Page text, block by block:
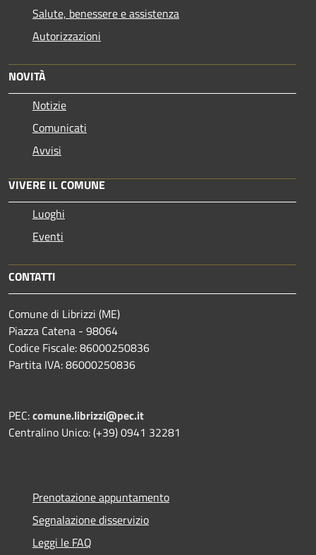
Salute, benessere e assistenza
Autorizzazioni
NOVITÀ
Notizie
Comunicati
Avvisi
VIVERE IL COMUNE
Luoghi
Eventi
CONTATTI
Comune di Librizzi (ME)
Piazza Catena - 98064
Codice Fiscale: 86000250836
Partita IVA: 86000250836
PEC:comune.librizzi@pec.it
Centralino Unico: (+39) 0941 32281
Prenotazione appuntamento
Segnalazione disservizio
Leggi le FAQ